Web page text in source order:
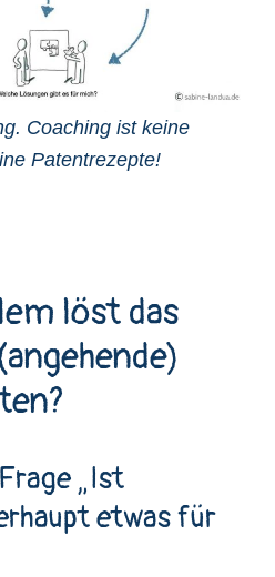
Coaching ist keine
Patentrezepte!
löst das
„Ist
etwas für